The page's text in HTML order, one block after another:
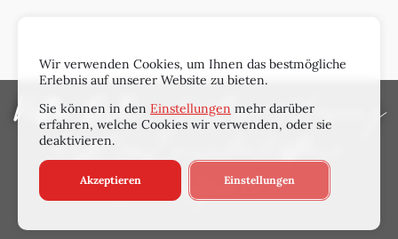
Villa OX: Zeitlose Eleganz
trifft auf unübertroffene
Privatsphäre
Wir verwenden Cookies, um Ihnen das bestmögliche
Erlebnis auf unserer Website zu bieten.
Sie können in den Einstellungen mehr darüber
erfahren, welche Cookies wir verwenden, oder sie
deaktivieren.
Akzeptieren Einstellungen